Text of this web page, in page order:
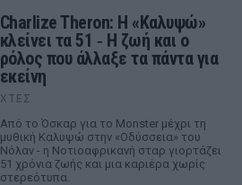
Charlize Theron: Η «Καλυψώ»
κλείνει τα 51 ‑ H ζωή και ο
ρόλος που άλλαξε τα πάντα για
εκείνη
ΧΤΕΣ
Από το Όσκαρ για το Monster μέχρι τη
μυθική Καλυψώ στην «Οδύσσεια» του
Νόλαν - η Νοτιοαφρικανή σταρ γιορτάζει
51 χρόνια ζωής και μια καριέρα χωρίς
στερεότυπα.